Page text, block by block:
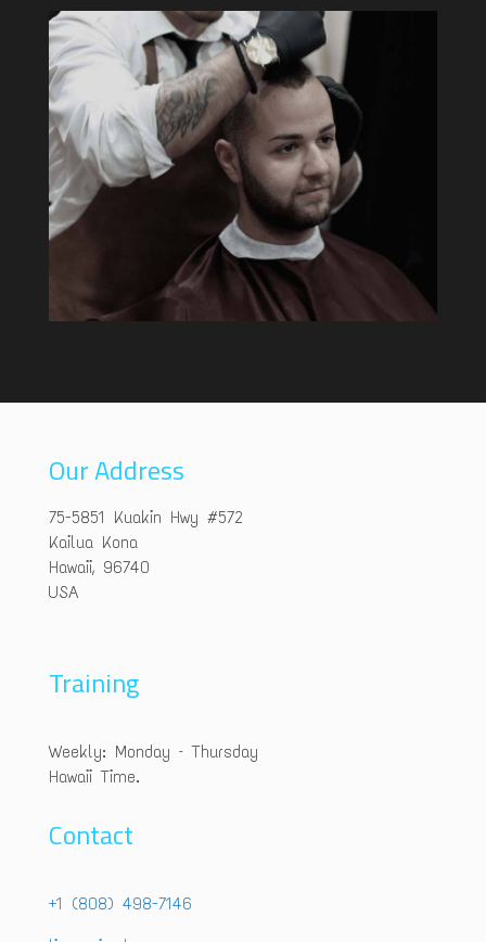
Our Address
75-5851 Kuakin Hwy #572
Kailua Kona
Hawaii, 96740
USA
Training
Weekly: Monday – Thursday
Hawaii Time.
Contact
+1 (808) 498-7146